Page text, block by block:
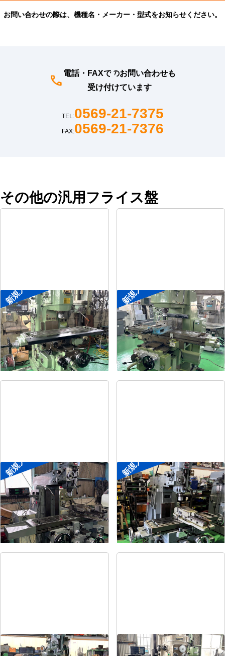
お問い合わせの際は、機種名・メーカー・型式をお知らせください。
電話・FAXでのお問い合わせも
受け付けています
TEL:0569-21-7375
FAX:0569-21-7376
その他の汎用フライス盤
新規入荷
#2立フライス盤
メーカー 平岡工業
形 式MS-V
年 式1993
新規入荷
#2立フライス盤
メーカー 大隈豊和
形 式STM-2V
年 式1990
新規入荷
#2ラムフライス盤
メーカー 静岡
形 式 VHR-SD
年 式-
新規入荷
#1ラムフライス盤
メーカー 静岡
形 式 ST-BC
年 式-
#1.5ラムフライス盤 #2立フライス盤